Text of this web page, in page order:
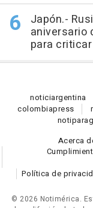
Japón.-
aniversario
para
noticiargentina
colombiapress
noti
Acerca
Política de
© 2026 Notimérica.